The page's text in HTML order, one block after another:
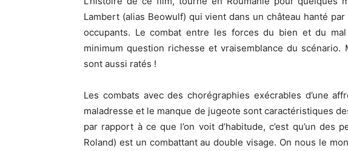
Lambert (alias Beowulf) qui vient dans un château hanté
occupants. Le combat entre les forces du bien et du
minimum question richesse et vraisemblance du
sont aussi ratés !
Les combats avec des chorégraphies exécrables d’une
maladresse et le manque de jugeote sont caractéristiques
par rapport à ce que l’on voit d’habitude, c’est qu’un des
Roland) est un combattant au double visage. On nous le